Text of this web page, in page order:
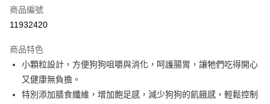
運送方式
本島宅配-活動商品
免運費
離島宅配-常溫商品
免運費
商品編號
11932420
商品特色
小顆粒設計，方便狗狗咀嚼與消化，呵護腸胃，讓牠們吃得開心
又健康無負擔。
特別添加膳食纖維，增加飽足感，減少狗狗的飢餓感，輕鬆控制